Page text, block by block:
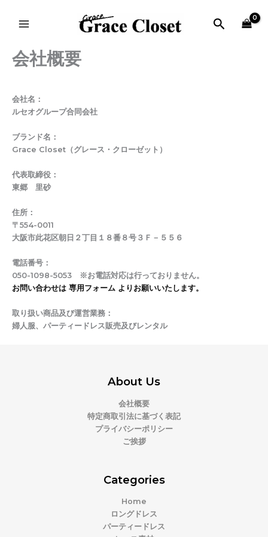
MENU
検
会社概要
会社名：
ルセオグループ合同会社
ブランド名：
Grace Closet（グレース・クローゼット）
代表取締役：
東郷 里砂
住所：
〒554-0011
大阪市此花区朝日２丁目１８番８号３Ｆ－５５６
電話番号：
050-1098-5053 ※お電話対応は行っておりません。
お問い合わせは 専用フォーム よりお願いいたします。
取り扱い商品及び運営業務：
婦人服、パーティードレス販売及びレンタル
About Us
会社概要
特定商取引法に基づく表記
プライバシーポリシー
ご挨拶
Categories
Home
ロングドレス
パーティードレス